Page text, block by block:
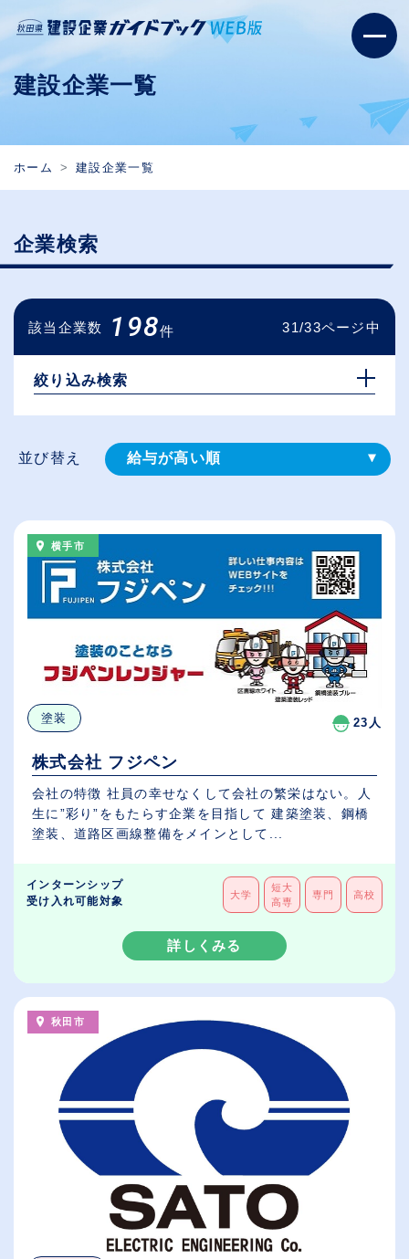
建設企業一覧
ホーム 建設企業一覧
企業検索
該当企業数 198件 31/33ページ中
絞り込み検索
並び替え 給与が高い順
休日数が多い順
横手市
塗装 23人
株式会社 フジペン
会社の特徴 社員の幸せなくして会社の繁栄はない。人
生に”彩り”をもたらす企業を目指して 建築塗装、鋼橋
塗装、道路区画線整備をメインとして...
インターンシップ
受け入れ可能対象
大学
短大
高専
専門 高校
詳しくみる
秋田市